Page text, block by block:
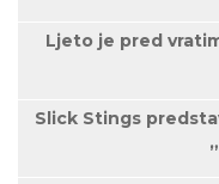
Ljeto je pred
Slick Stings